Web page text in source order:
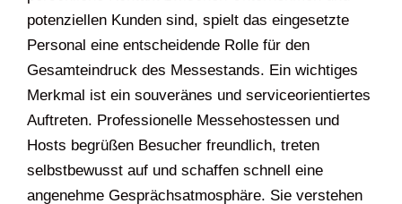
potenziellen Kunden sind, spielt das eingesetzte
Personal eine entscheidende Rolle für den
Gesamteindruck des Messestands. Ein wichtiges
Merkmal ist ein souveränes und serviceorientiertes
Auftreten. Professionelle Messehostessen und
Hosts begrüßen Besucher freundlich, treten
selbstbewusst auf und schaffen schnell eine
angenehme Gesprächsatmosphäre. Sie verstehen